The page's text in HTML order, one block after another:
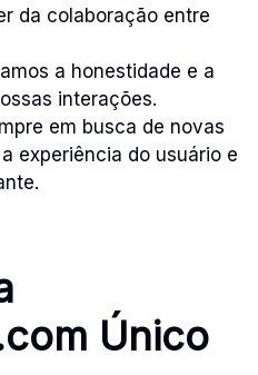
da colaboração entre
a honestidade e a
interações.
em busca de novas
experiência do usuário e
Único